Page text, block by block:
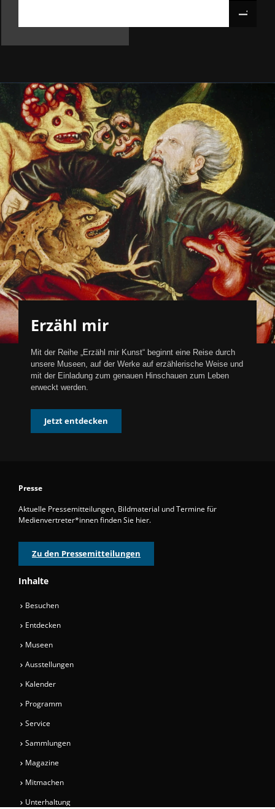
Erzähl mir
Mit der Reihe „Erzähl mir Kunst“ beginnt eine Reise durch
unsere Museen, auf der Werke auf erzählerische Weise und
mit der Einladung zum genauen Hinschauen zum Leben
erweckt werden.
Jetzt entdecken
Presse
Aktuelle Pressemitteilungen, Bildmaterial und Termine für
Medienvertreter*innen finden Sie hier.
Zu den Pressemitteilungen
Inhalte
Besuchen
Entdecken
Museen
Ausstellungen
Kalender
Programm
Service
Sammlungen
Magazine
Mitmachen
Unterhaltung